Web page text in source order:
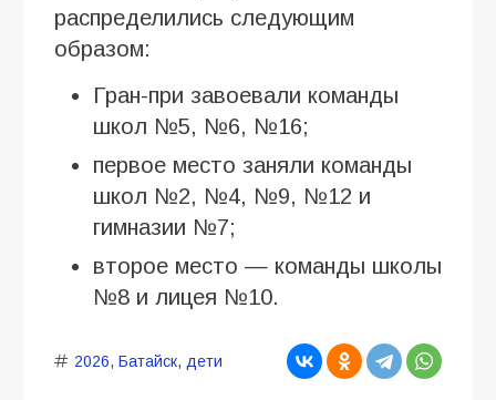
распределились следующим
образом:
Гран-при завоевали команды
школ №5, №6, №16;
первое место заняли команды
школ №2, №4, №9, №12 и
гимназии №7;
второе место — команды школы
№8 и лицея №10.
2026, Батайск, дети